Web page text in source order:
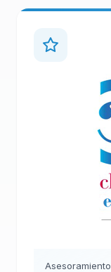
Asesoramiento